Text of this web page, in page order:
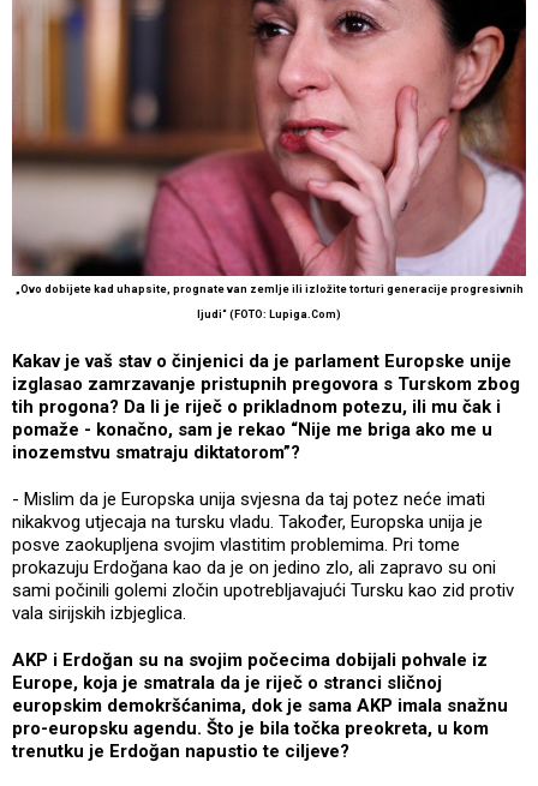
„Ovo dobijete kad uhapsite, prognate van zemlje ili izložite torturi generacije progresivnih
ljudi“ (FOTO: Lupiga.Com)
Kakav je vaš stav o činjenici da je parlament Europske unije
izglasao zamrzavanje pristupnih pregovora s Turskom zbog
tih progona? Da li je riječ o prikladnom potezu, ili mu čak i
pomaže - konačno, sam je rekao “Nije me briga ako me u
inozemstvu smatraju diktatorom”?
- Mislim da je Europska unija svjesna da taj potez neće imati
nikakvog utjecaja na tursku vladu. Također, Europska unija je
posve zaokupljena svojim vlastitim problemima. Pri tome
prokazuju Erdoğana kao da je on jedino zlo, ali zapravo su oni
sami počinili golemi zločin upotrebljavajući Tursku kao zid protiv
vala sirijskih izbjeglica.
AKP i Erdoğan su na svojim počecima dobijali pohvale iz
Europe, koja je smatrala da je riječ o stranci sličnoj
europskim demokršćanima, dok je sama AKP imala snažnu
pro-europsku agendu. Što je bila točka preokreta, u kom
trenutku je Erdoğan napustio te ciljeve?